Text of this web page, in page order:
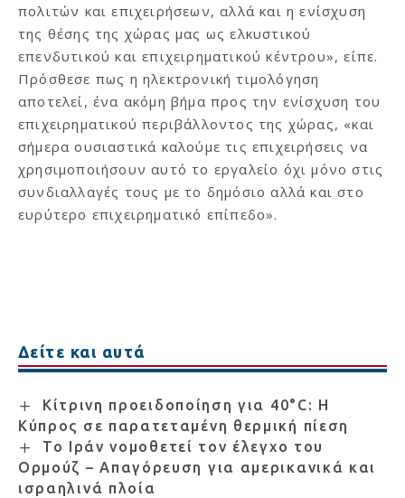
πολιτών και επιχειρήσεων, αλλά και η ενίσχυση
της θέσης της χώρας μας ως ελκυστικού
επενδυτικού και επιχειρηματικού κέντρου», είπε.
Πρόσθεσε πως η ηλεκτρονική τιμολόγηση
αποτελεί, ένα ακόμη βήμα προς την ενίσχυση του
επιχειρηματικού περιβάλλοντος της χώρας, «και
σήμερα ουσιαστικά καλούμε τις επιχειρήσεις να
χρησιμοποιήσουν αυτό το εργαλείο όχι μόνο στις
συνδιαλλαγές τους με το δημόσιο αλλά και στο
ευρύτερο επιχειρηματικό επίπεδο».
Δείτε και αυτά
Κίτρινη προειδοποίηση για 40°C: Η
Κύπρος σε παρατεταμένη θερμική πίεση
Το Ιράν νομοθετεί τον έλεγχο του
Ορμούζ – Απαγόρευση για αμερικανικά και
ισραηλινά πλοία